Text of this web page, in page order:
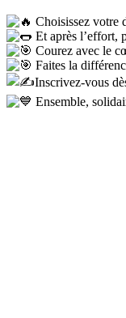
Choisissez votre
Et après l’effort,
Courez avec le
Faites la
Inscrivez-vous
Ensemble,